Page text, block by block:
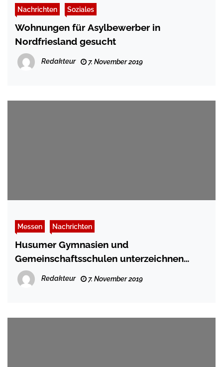
Nachrichten Soziales
Wohnungen für Asylbewerber in
Nordfriesland gesucht
Redakteur 7. November 2019
Messen Nachrichten
Husumer Gymnasien und
Gemeinschaftsschulen unterzeichnen
dreijährige Kooperationsvereinbarung
Redakteur 7. November 2019